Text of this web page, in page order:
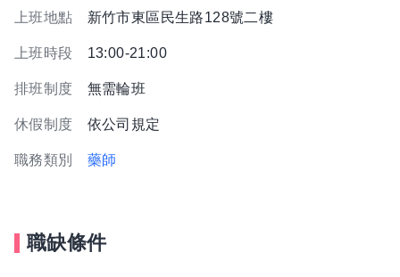
上班地點 新竹市東區民生路128號二樓
上班時段 13:00-21:00
排班制度 無需輪班
休假制度 依公司規定
職務類別 藥師
職缺條件